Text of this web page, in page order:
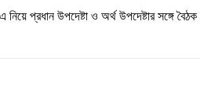
প্রধান উপদেষ্টা ও অর্থ উপদেষ্টার সঙ্গে